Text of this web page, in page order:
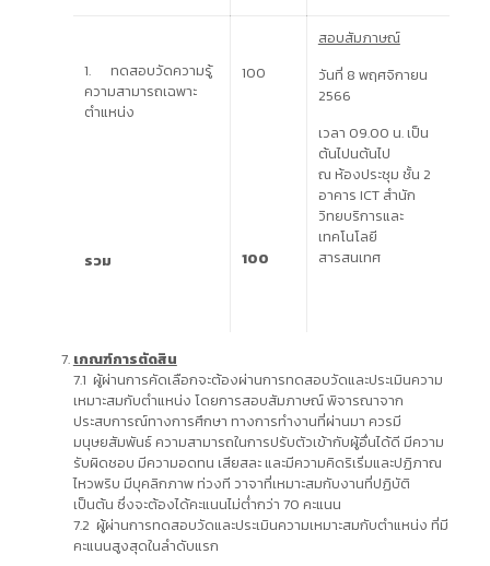
1. ทดสอบวัดความรู้
ความสามารถเฉพาะ
ตำแหน่ง
รวม
100
100
สอบสัมภาษณ์
วันที่ 8 พฤศจิกายน
2566
เวลา 09.00 น. เป็น
ต้นไปนต้นไป
ณ ห้องประชุม ชั้น 2
อาคาร ICT สำนัก
วิทยบริการและ
เทคโนโลยี
สารสนเทศ
เกณฑ์การตัดสิน
7.1 ผู้ผ่านการคัดเลือกจะต้องผ่านการทดสอบวัดและประเมินความ
เหมาะสมกับตำแหน่ง โดยการสอบสัมภาษณ์ พิจารณาจาก
ประสบการณ์ทางการศึกษา ทางการทำงานที่ผ่านมา ควรมี
มนุษยสัมพันธ์ ความสามารถในการปรับตัวเข้ากับผู้อื่นได้ดี มีความ
รับผิดชอบ มีความอดทน เสียสละ และมีความคิดริเริ่มและปฏิภาณ
ไหวพริบ มีบุคลิกภาพ ท่วงที วาจาที่เหมาะสมกับงานที่ปฏิบัติ
เป็นต้น ซึ่งจะต้องได้คะแนนไม่ต่ำกว่า 70 คะแนน
7.2 ผู้ผ่านการทดสอบวัดและประเมินความเหมาะสมกับตำแหน่ง ที่มี
คะแนนสูงสุดในลำดับแรก